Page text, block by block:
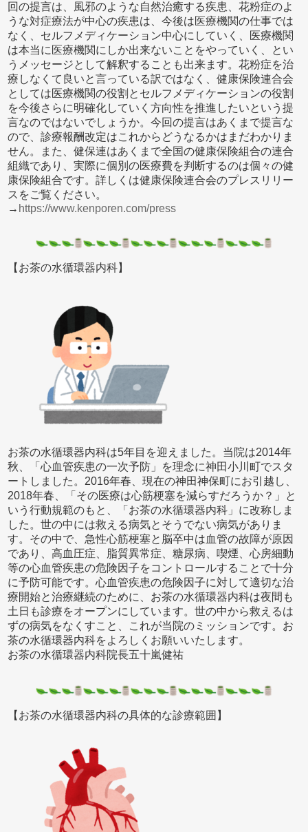
回の提言は、風邪のような自然治癒する疾患、花粉症のよ
うな対症療法が中心の疾患は、今後は医療機関の仕事では
なく、セルフメディケーション中心にしていく、医療機関
は本当に医療機関にしか出来ないことをやっていく、とい
うメッセージとして解釈することも出来ます。花粉症を治
療しなくて良いと言っている訳ではなく、健康保険連合会
としては医療機関の役割とセルフメディケーションの役割
を今後さらに明確化していく方向性を推進したいという提
言なのではないでしょうか。今回の提言はあくまで提言な
ので、診療報酬改定はこれからどうなるかはまだわかりま
せん。また、健保連はあくまで全国の健康保険組合の連合
組織であり、実際に個別の医療費を判断するのは個々の健
康保険組合です。詳しくは健康保険連合会のプレスリリー
スをご覧ください。
→ https://www.kenporen.com/press
【お茶の水循環器内科】
お茶の水循環器内科は5年目を迎えました。当院は2014年
秋、「心血管疾患の一次予防」を理念に神田小川町でスタ
ートしました。2016年春、現在の神田神保町にお引越し、
2018年春、「その医療は心筋梗塞を減らすだろうか？」と
いう行動規範のもと、「お茶の水循環器内科」に改称しま
した。世の中には救える病気とそうでない病気がありま
す。その中で、急性心筋梗塞と脳卒中は血管の故障が原因
であり、高血圧症、脂質異常症、糖尿病、喫煙、心房細動
等の心血管疾患の危険因子をコントロールすることで十分
に予防可能です。心血管疾患の危険因子に対して適切な治
療開始と治療継続のために、お茶の水循環器内科は夜間も
土日も診療をオープンにしています。世の中から救えるは
ずの病気をなくすこと、これが当院のミッションです。お
茶の水循環器内科をよろしくお願いいたします。
お茶の水循環器内科院長五十嵐健祐
【お茶の水循環器内科の具体的な診療範囲】